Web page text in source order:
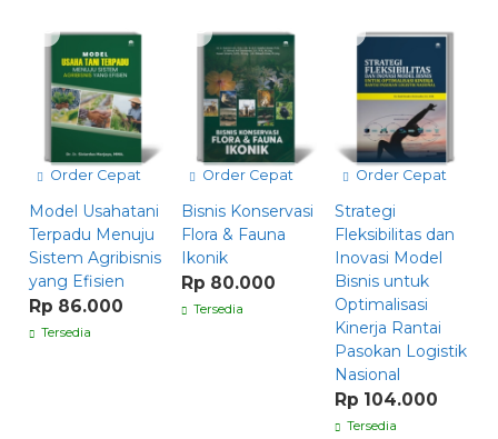
Order Cepat
Model Usahatani
Terpadu Menuju
Sistem Agribisnis
yang Efisien
Rp 86.000
Tersedia
Order Cepat
Bisnis Konservasi
Flora & Fauna
Ikonik
Rp 80.000
Tersedia
Order Cepat
Strategi
Fleksibilitas dan
Inovasi Model
Bisnis untuk
Optimalisasi
Kinerja Rantai
Pasokan Logistik
Nasional
Rp 104.000
Tersedia